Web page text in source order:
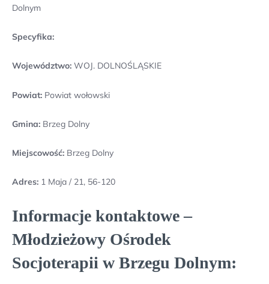
Dolnym
Specyfika:
Województwo: WOJ. DOLNOŚLĄSKIE
Powiat: Powiat wołowski
Gmina: Brzeg Dolny
Miejscowość: Brzeg Dolny
Adres: 1 Maja / 21, 56-120
Informacje kontaktowe –
Młodzieżowy Ośrodek
Socjoterapii w Brzegu Dolnym: